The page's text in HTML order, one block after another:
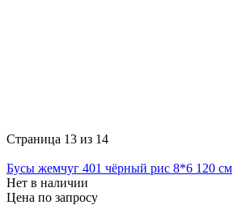
Страница 13 из 14
Бусы жемчуг 401 чёрный рис 8*6 120 см
Нет в наличии
Цена по запросу